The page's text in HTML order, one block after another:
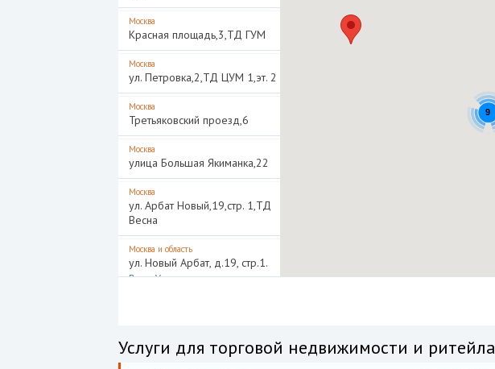
Москва
Красная площадь,3,ТД ГУМ
Москва
ул. Петровка,2,ТД ЦУМ 1,эт. 2
Москва
Третьяковский проезд,6
Москва
улица Большая Якиманка,22
Москва
ул. Арбат Новый,19,стр. 1,ТД
Весна
Москва и область
ул. Новый Арбат, д.19, стр.1.
BoscoVesna
9
Услуги для торговой недвижимости и ритейла